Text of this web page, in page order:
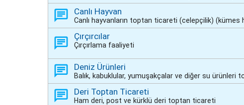
Canlı Hayvan
Canlı hayvanların toptan ticareti (celepçilik) (kümes
Çırçırcılar
Çırçırlama faaliyeti
Deniz Ürünleri
Balık, kabuklular, yumuşakçalar ve diğer su ürünleri
Deri Toptan Ticareti
Ham deri, post ve kürklü deri toptan ticareti